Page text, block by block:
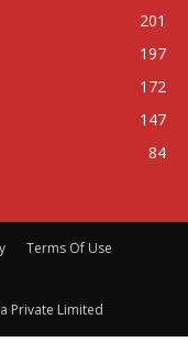
201
197
172
147
84
Terms Of Use
Private Limited